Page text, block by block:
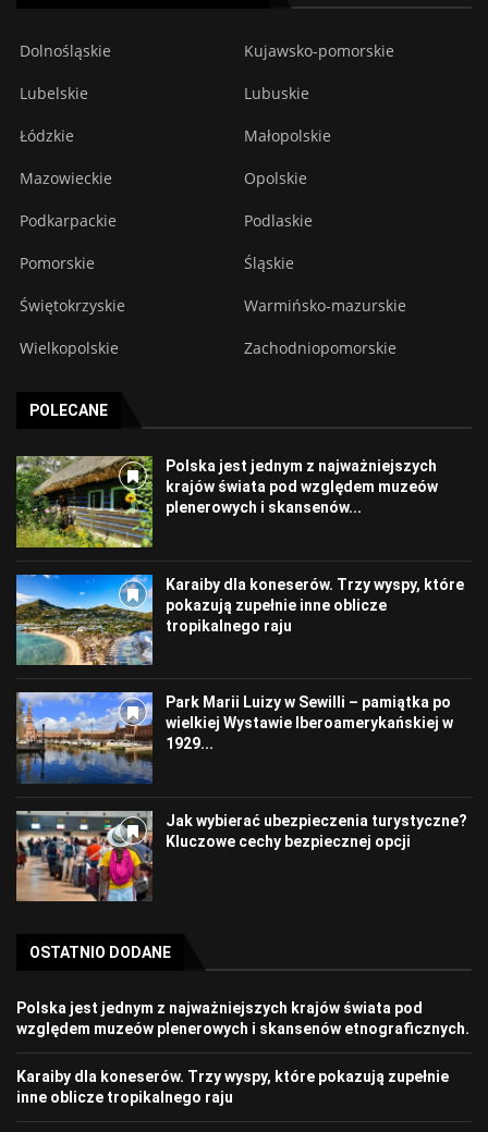
Dolnośląskie Kujawsko-pomorskie
Lubelskie Lubuskie
Łódzkie Małopolskie
Mazowieckie Opolskie
Podkarpackie Podlaskie
Pomorskie Śląskie
Świętokrzyskie Warmińsko-mazurskie
Wielkopolskie Zachodniopomorskie
POLECANE
Polska jest jednym z najważniejszych
krajów świata pod względem muzeów
plenerowych i skansenów...
Karaiby dla koneserów. Trzy wyspy, które
pokazują zupełnie inne oblicze
tropikalnego raju
Park Marii Luizy w Sewilli – pamiątka po
wielkiej Wystawie Iberoamerykańskiej w
1929...
Jak wybierać ubezpieczenia turystyczne?
Kluczowe cechy bezpiecznej opcji
OSTATNIO DODANE
Polska jest jednym z najważniejszych krajów świata pod
względem muzeów plenerowych i skansenów etnograficznych.
Karaiby dla koneserów. Trzy wyspy, które pokazują zupełnie
inne oblicze tropikalnego raju